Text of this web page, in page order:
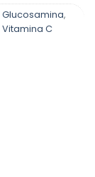
Glucosamina,
Vitamina C